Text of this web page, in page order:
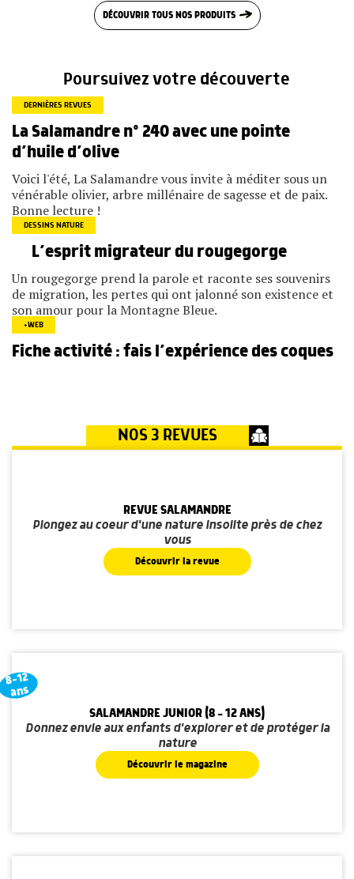
DÉCOUVRIR TOUS NOS PRODUITS
Poursuivez votre découverte
DERNIÈRES REVUES
La Salamandre n° 240 avec une pointe
d’huile d’olive
Voici l'été, La Salamandre vous invite à méditer sous un
vénérable olivier, arbre millénaire de sagesse et de paix.
Bonne lecture !
DESSINS NATURE
L’esprit migrateur du rougegorge
Un rougegorge prend la parole et raconte ses souvenirs
de migration, les pertes qui ont jalonné son existence et
son amour pour la Montagne Bleue.
+WEB
Fiche activité : fais l’expérience des coques
NOS 3 REVUES
REVUE SALAMANDRE
Plongez au coeur d'une nature insolite près de chez
vous
Découvrir la revue
8-12
ans
SALAMANDRE JUNIOR (8 - 12 ANS)
Donnez envie aux enfants d'explorer et de protéger la
nature
Découvrir le magazine